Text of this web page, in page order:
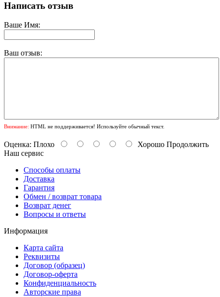
Написать отзыв
Ваше Имя:
Ваш отзыв:
Внимание: HTML не поддерживается! Используйте обычный текст.
Оценка: Плохо Хорошо Продолжить
Наш сервис
Способы оплаты
Доставка
Гарантия
Обмен / возврат товара
Возврат денег
Вопросы и ответы
Информация
Карта сайта
Реквизиты
Договор (образец)
Договор-оферта
Конфиденциальность
Авторские права